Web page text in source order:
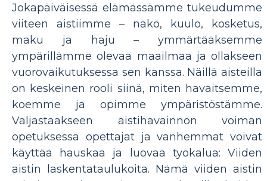
Jokapäiväisessä elämässämme tukeudumme
viiteen aistiimme – näkö, kuulo, kosketus,
maku ja haju – ymmärtääksemme
ympärillämme olevaa maailmaa ja ollakseen
vuorovaikutuksessa sen kanssa. Näillä aisteilla
on keskeinen rooli siinä, miten havaitsemme,
koemme ja opimme ympäristöstämme.
Valjastaakseen aistihavainnon voiman
opetuksessa opettajat ja vanhemmat voivat
käyttää hauskaa ja luovaa työkalua: Viiden
aistin laskentataulukoita. Nämä viiden aistin